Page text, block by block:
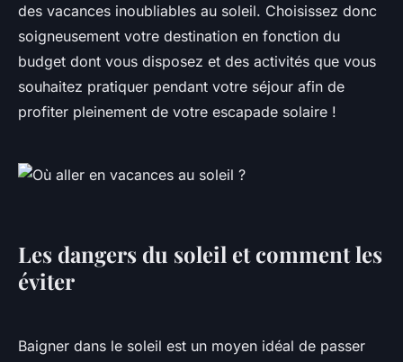
des vacances inoubliables au soleil. Choisissez donc
soigneusement votre destination en fonction du
budget dont vous disposez et des activités que vous
souhaitez pratiquer pendant votre séjour afin de
profiter pleinement de votre escapade solaire !
Les dangers du soleil et comment les
éviter
Baigner dans le soleil est un moyen idéal de passer